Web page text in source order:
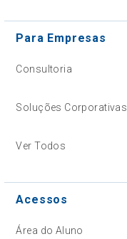
Para Empresas
Consultoria
Soluções Corporativas
Ver Todos
Acessos
Área do Aluno